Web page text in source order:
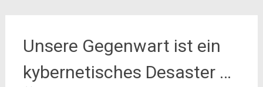
Unsere Gegenwart ist ein
kybernetisches Desaster …